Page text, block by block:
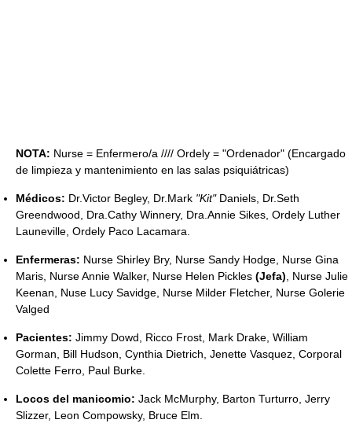
NOTA: Nurse = Enfermero/a //// Ordely = "Ordenador" (Encargado
de limpieza y mantenimiento en las salas psiquiátricas)
Médicos: Dr.Victor Begley, Dr.Mark "Kit"Daniels, Dr.Seth
Greendwood, Dra.Cathy Winnery, Dra.Annie Sikes, Ordely Luther
Launeville, Ordely Paco Lacamara.
Enfermeras: Nurse Shirley Bry, Nurse Sandy Hodge, Nurse Gina
Maris, Nurse Annie Walker, Nurse Helen Pickles (Jefa) , Nurse Julie
Keenan, Nuse Lucy Savidge, Nurse Milder Fletcher, Nurse Golerie
Valged
Pacientes: Jimmy Dowd, Ricco Frost, Mark Drake, William
Gorman, Bill Hudson, Cynthia Dietrich, Jenette Vasquez, Corporal
Colette Ferro, Paul Burke.
Locos del manicomio: Jack McMurphy, Barton Turturro, Jerry
Slizzer, Leon Compowsky, Bruce Elm.